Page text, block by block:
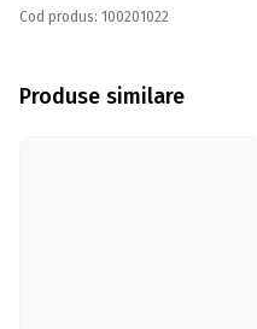
Cod produs: 100201022
Produse similare